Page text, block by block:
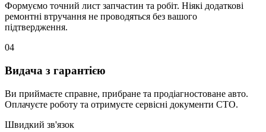
Формуємо точний лист запчастин та робіт. Ніякі додаткові
ремонтні втручання не проводяться без вашого
підтвердження.
04
Видача з гарантією
Ви приймаєте справне, прибране та продіагностоване авто.
Оплачуєте роботу та отримуєте сервісні документи СТО.
Швидкий зв'язок